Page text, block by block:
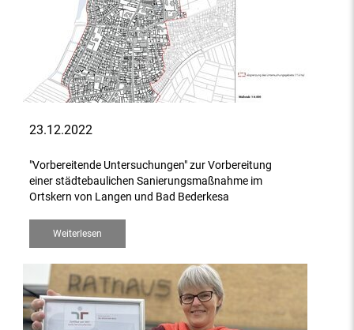
23.12.2022
"Vorbereitende Untersuchungen" zur Vorbereitung
einer städtebaulichen Sanierungsmaßnahme im
Ortskern von Langen und Bad Bederkesa
Weiterlesen